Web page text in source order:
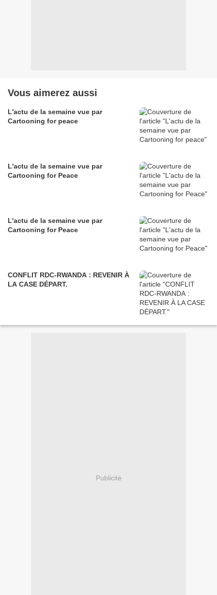
Vous aimerez aussi
L'actu de la semaine vue par
Cartooning for peace
L'actu de la semaine vue par
Cartooning for Peace
L'actu de la semaine vue par
Cartooning for Peace
CONFLIT RDC-RWANDA : REVENIR À
LA CASE DÉPART.
Publicité